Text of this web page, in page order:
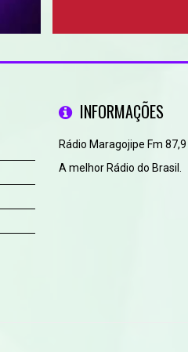
INFORMAÇÕES
Rádio Maragojipe Fm 87,9
A melhor Rádio do Brasil.